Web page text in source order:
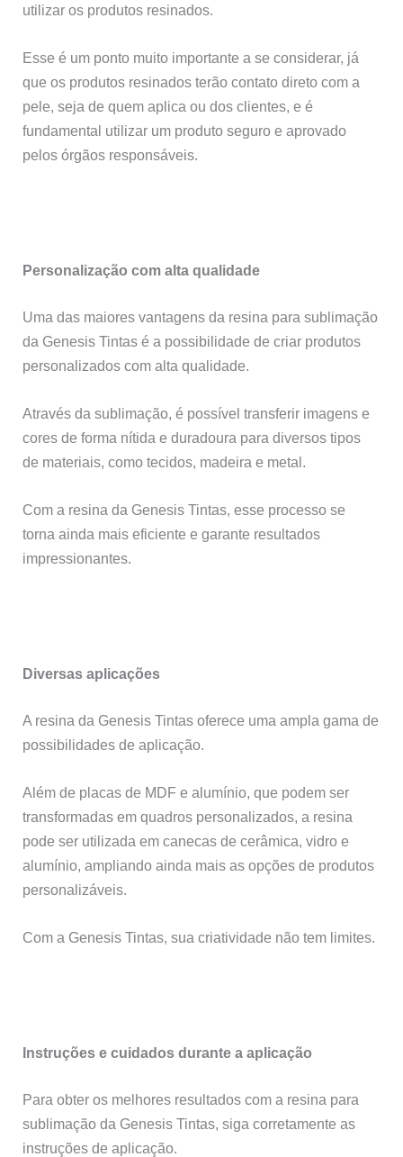
utilizar os produtos resinados.
Esse é um ponto muito importante a se considerar, já
que os produtos resinados terão contato direto com a
pele, seja de quem aplica ou dos clientes, e é
fundamental utilizar um produto seguro e aprovado
pelos órgãos responsáveis.
Personalização com alta qualidade
Uma das maiores vantagens da resina para sublimação
da Genesis Tintas é a possibilidade de criar produtos
personalizados com alta qualidade.
Através da sublimação, é possível transferir imagens e
cores de forma nítida e duradoura para diversos tipos
de materiais, como tecidos, madeira e metal.
Com a resina da Genesis Tintas, esse processo se
torna ainda mais eficiente e garante resultados
impressionantes.
Diversas aplicações
A resina da Genesis Tintas oferece uma ampla gama de
possibilidades de aplicação.
Além de placas de MDF e alumínio, que podem ser
transformadas em quadros personalizados, a resina
pode ser utilizada em canecas de cerâmica, vidro e
alumínio, ampliando ainda mais as opções de produtos
personalizáveis.
Com a Genesis Tintas, sua criatividade não tem limites.
Instruções e cuidados durante a aplicação
Para obter os melhores resultados com a resina para
sublimação da Genesis Tintas, siga corretamente as
instruções de aplicação.